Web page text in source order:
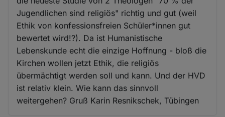
Jugendlichen sind religiös" richtig und gut (weil
Ethik von konfessionsfreien Schüler*innen gut
bewertet wird!?). Da ist Humanistische
Lebenskunde echt die einzige Hoffnung - bloß die
Kirchen wollen jetzt Ethik, die religiös
übermächtigt werden soll und kann. Und der HVD
ist relativ klein. Wie kann das sinnvoll
weitergehen? Gruß Karin Resnikschek, Tübingen